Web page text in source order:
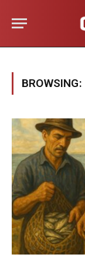
BROWSING: